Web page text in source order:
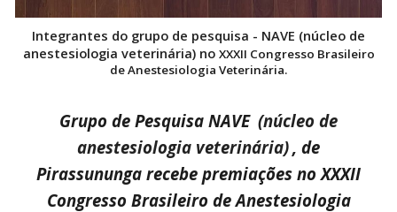
Integrantes do grupo de pesquisa - NAVE (núcleo de
anestesiologia veterinária) no XXXII Congresso Brasileiro
de Anestesiologia Veterinária.
Grupo de Pesquisa NAVE (núcleo de
anestesiologia veterinária), de
Pirassununga recebe premiações no XXXII
Congresso Brasileiro de Anestesiologia